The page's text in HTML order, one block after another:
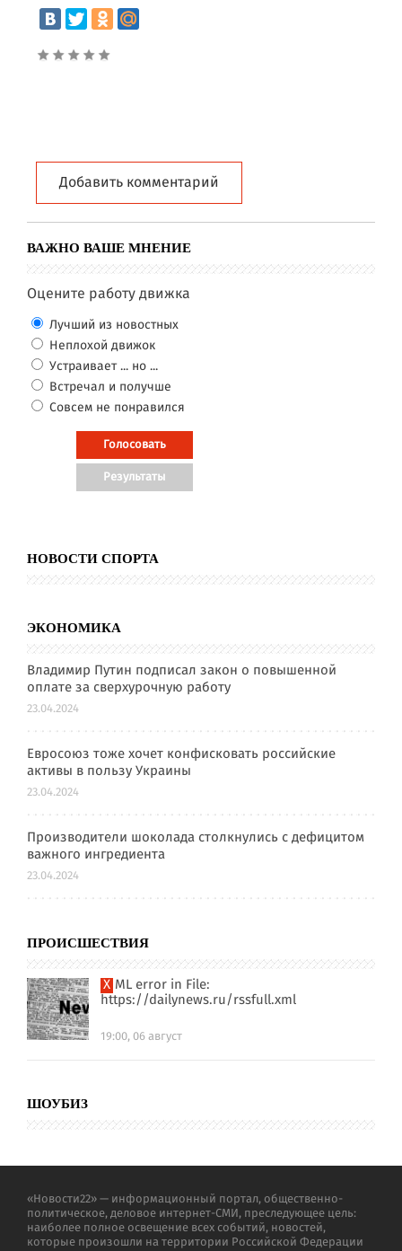
Добавить комментарий
ВАЖНО ВАШЕ МНЕНИЕ
Оцените работу движка
Лучший из новостных
Неплохой движок
Устраивает ... но ...
Встречал и получше
Совсем не понравился
НОВОСТИ СПОРТА
ЭКОНОМИКА
Владимир Путин подписал закон о повышенной
оплате за сверхурочную работу
23.04.2024
Евросоюз тоже хочет конфисковать российские
активы в пользу Украины
23.04.2024
Производители шоколада столкнулись с дефицитом
важного ингредиента
23.04.2024
ПРОИСШЕСТВИЯ
XML error in File:
https://dailynews.ru/rssfull.xml
19:00, 06 август
ШОУБИЗ
«Новости22» — информационный портал, общественно-
политическое, деловое интернет-СМИ, преследующее цель:
наиболее полное освещение всех событий, новостей,
которые произошли на территории Российской Федерации